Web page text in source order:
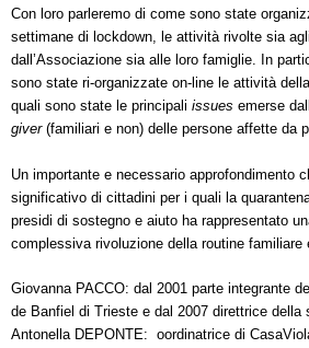
Con loro parleremo di come sono state
settimane di lockdown, le attività rivolte sia
dall’Associazione sia alle loro famiglie. In
sono state ri-organizzate on-line le attività
quali sono state le principali issues emerse
giver (familiari e non) delle persone affette da
Un importante e necessario approfondimento
significativo di cittadini per i quali la
presidi di sostegno e aiuto ha rappresentato
complessiva rivoluzione della routine familiare
Giovanna PACCO: dal 2001 parte integrante
de Banfiel di Trieste e dal 2007 direttrice della
Antonella DEPONTE: oordinatrice di